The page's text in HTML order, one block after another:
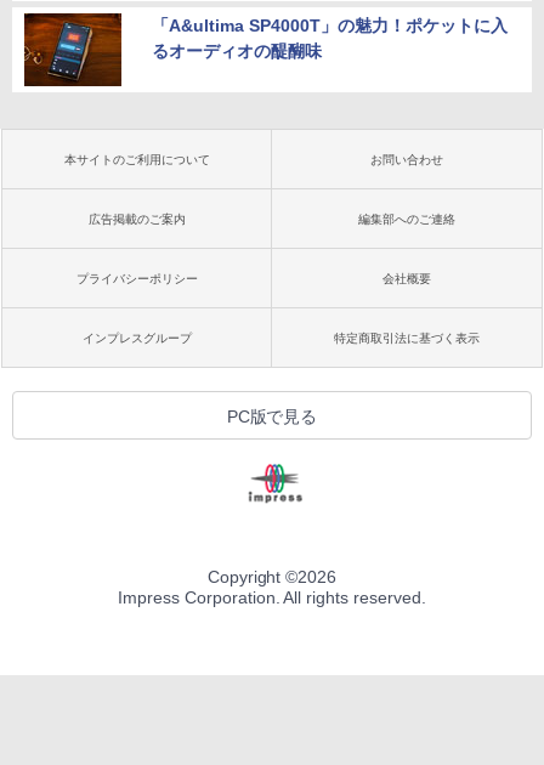
「A&ultima SP4000T」の魅力！ポケットに入
るオーディオの醍醐味
本サイトのご利用について お問い合わせ
広告掲載のご案内 編集部へのご連絡
プライバシーポリシー 会社概要
インプレスグループ 特定商取引法に基づく表示
PC版で見る
Copyright ©2026
Impress Corporation. All rights reserved.